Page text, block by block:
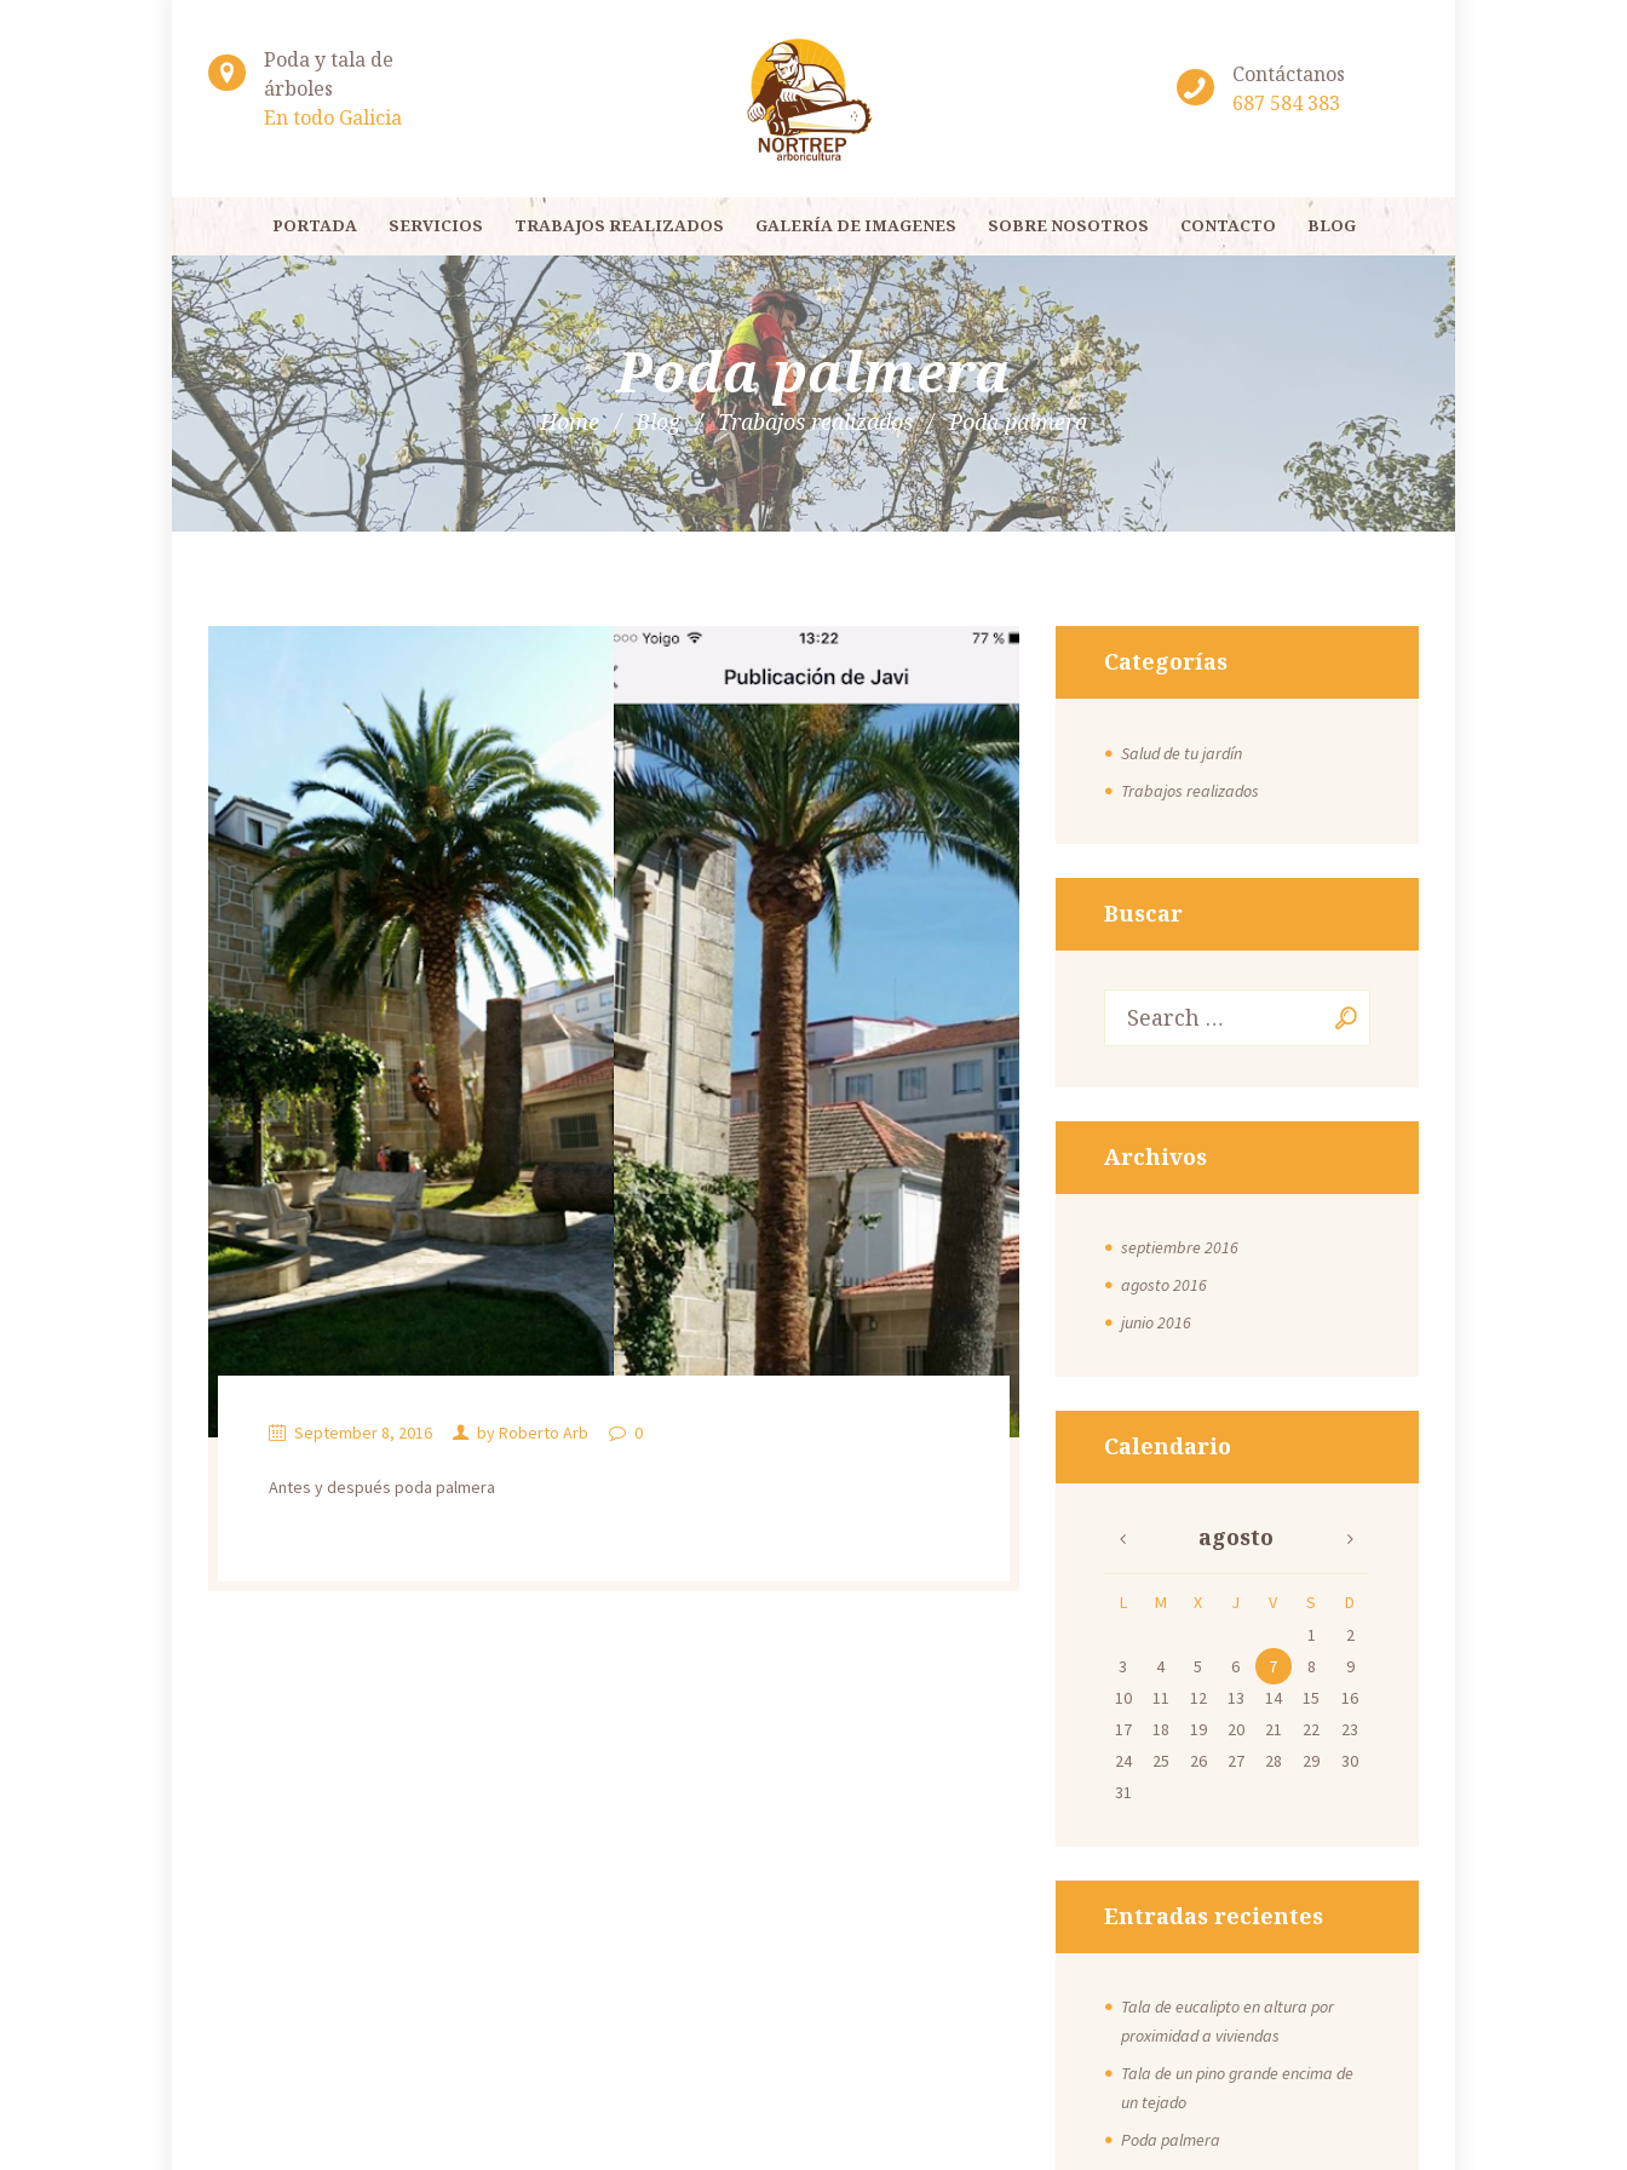
Poda y tala de
árboles
En todo Galicia
Contáctanos
687 584 383
PORTADA SERVICIOS TRABAJOS REALIZADOS GALERÍA DE IMAGENES SOBRE NOSOTROS CONTACTO BLOG
Poda palmera
Home Blog Trabajos realizados Poda palmera
September 8, 2016 byRoberto Arb 0
Antes y después poda palmera
Categorías
Salud de tu jardín
Trabajos realizados
Buscar
Archivos
septiembre2016
agosto2016
junio2016
Calendario
agosto
L M X J V S
D
1
2
3
4 5 6 7 8
9
10
11 12 13 14 15
16
17
18 19 20 21 22
23
24
25 26 27 28 29
30
31
Entradas recientes
Tala de eucalipto en altura por
proximidad a viviendas
Tala de un pino grande encima de
un tejado
Poda palmera